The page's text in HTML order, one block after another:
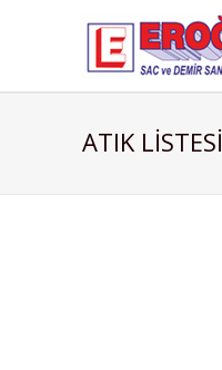
ATIK LİSTESİ